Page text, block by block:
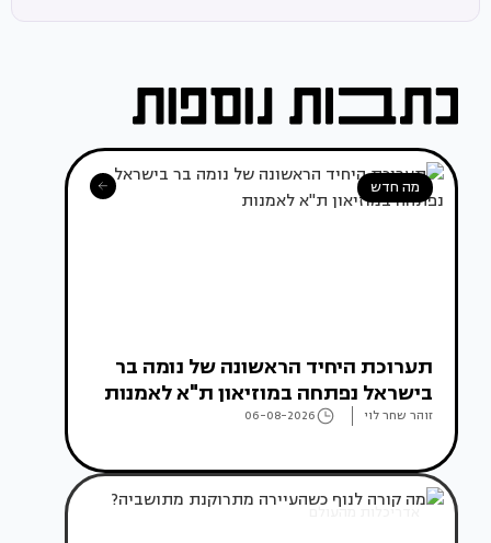
מה חדש
תערוכת היחיד הראשונה של נומה בר
בישראל נפתחה במוזיאון ת"א לאמנות
זוהר שחר לוי 06-08-2026
אדריכלות מהעולם